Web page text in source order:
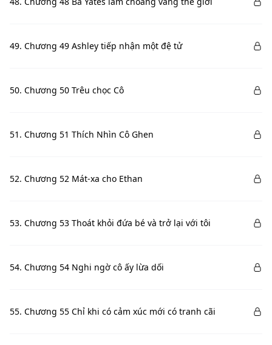
49. Chương 49 Ashley tiếp nhận một đệ tử
50. Chương 50 Trêu chọc Cô
51. Chương 51 Thích Nhìn Cô Ghen
52. Chương 52 Mát-xa cho Ethan
53. Chương 53 Thoát khỏi đứa bé và trở lại với tôi
54. Chương 54 Nghi ngờ cô ấy lừa dối
55. Chương 55 Chỉ khi có cảm xúc mới có tranh cãi